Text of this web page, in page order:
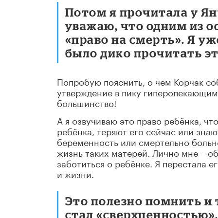
Потом я прочитала у
уважаю, что одним из
«право на смерть». Я
было дико прочитать
Попробую пояснить, о чем Корчак
утверждение в пику
большинство!
А я озвучиваю это право ребёнка,
ребёнка, теряют его сейчас или
беременность или смертельно
жизнь таких матерей. Лично мне –
заботиться о ребёнке. Я перестала
и жизни.
Это полезно помнить
стал